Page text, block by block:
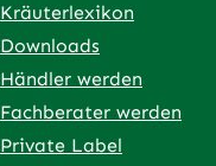
Kräuterlexikon
Downloads
Händler werden
Fachberater werden
Private Label